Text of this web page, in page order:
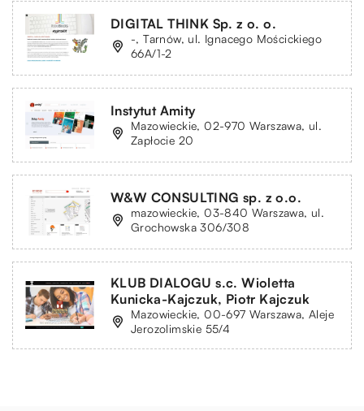
DIGITAL THINK Sp. z o. o.
-, Tarnów, ul. Ignacego Mościckiego
66A/1-2
Instytut Amity
Mazowieckie, 02-970 Warszawa, ul.
Zapłocie 20
W&W CONSULTING sp. z o.o.
mazowieckie, 03-840 Warszawa, ul.
Grochowska 306/308
KLUB DIALOGU s.c. Wioletta
Kunicka-Kajczuk, Piotr Kajczuk
Mazowieckie, 00-697 Warszawa, Aleje
Jerozolimskie 55/4